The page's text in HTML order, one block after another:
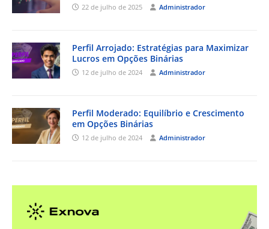
22 de julho de 2025 Administrador
Perfil Arrojado: Estratégias para Maximizar
Lucros em Opções Binárias
12 de julho de 2024 Administrador
Perfil Moderado: Equilíbrio e Crescimento
em Opções Binárias
12 de julho de 2024 Administrador